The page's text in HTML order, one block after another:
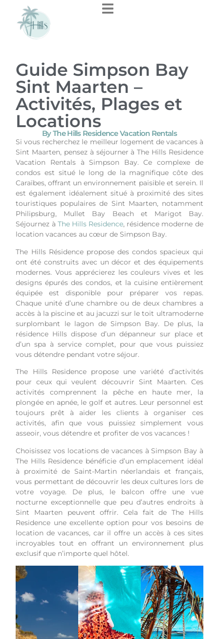
Guide Simpson Bay
Sint Maarten –
Activités, Plages et
Locations
By The Hills Residence Vacation Rentals
Si vous recherchez le meilleur logement de vacances à
Sint Maarten, pensez à séjourner à The Hills Residence
Vacation Rentals à Simpson Bay. Ce complexe de
condos est situé le long de la magnifique côte des
Caraïbes, offrant un environnement paisible et serein. Il
est également idéalement situé à proximité des sites
touristiques populaires de Sint Maarten, notamment
Philipsburg, Mullet Bay Beach et Marigot Bay.
Séjournez à The Hills Residence, résidence moderne de
location vacances au cœur de Simpson Bay.
The Hills Résidence propose des condos spacieux qui
ont été construits avec un décor et des équipements
modernes. Vous apprécierez les couleurs vives et les
designs épurés des condos, et la cuisine entièrement
équipée est disponible pour préparer vos repas.
Chaque unité d’une chambre ou de deux chambres a
accès à la piscine et au jacuzzi sur le toit ultramoderne
surplombant le lagon de Simpson Bay. De plus, la
résidence Hills dispose d’un dépanneur sur place et
d’un spa à service complet, pour que vous puissiez
vous détendre pendant votre séjour.
The Hills Residence propose une variété d’activités
pour ceux qui veulent découvrir Sint Maarten. Ces
activités comprennent la pêche en haute mer, la
plongée en apnée, le golf et autres. Leur personnel est
toujours prêt à aider les clients à organiser ces
activités, afin que vous puissiez simplement vous
asseoir, vous détendre et profiter de vos vacances !
Choisissez vos locations de vacances à Simpson Bay à
The Hills Residence bénéficie d’un emplacement idéal
à proximité de Saint-Martin néerlandais et français,
vous permettant de découvrir les deux cultures lors de
votre voyage. De plus, le balcon offre une vue
nocturne exceptionnelle que peu d’autres endroits à
Sint Maarten peuvent offrir. Cela fait de The Hills
Residence une excellente option pour vos besoins de
location de vacances, car il offre un accès à ces sites
incroyables tout en offrant un environnement plus
exclusif que n’importe quel hôtel.